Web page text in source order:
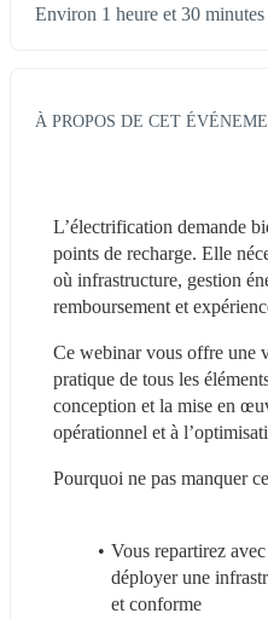
Environ 1 heure et 30 minutes
À PROPOS DE CET
L’électrification demande
points de recharge. Elle
où infrastructure, gestion
remboursement et
Ce webinar vous offre une
pratique de tous les
conception et la mise en
opérationnel et à
Pourquoi ne pas manquer
Vous repartirez
déployer une
et conforme